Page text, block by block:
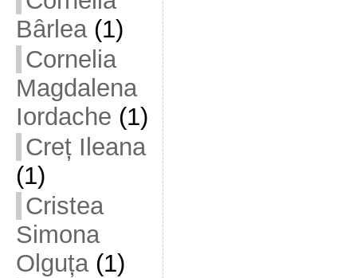
Bârlea(1)
Cornelia
Magdalena
Iordache (1)
Creț Ileana
(1)
Cristea
Simona
Olguța(1)